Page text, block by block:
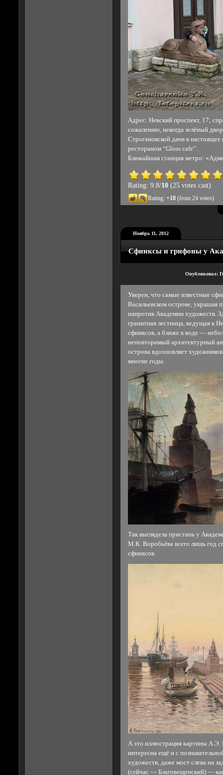
Адрес: Невский проспект, 17;
сожалению, некогда зелёный
Строгановской дачи в
рестораном “Gloss cafe”.
Ближайшая станция метро:
Rating: 9.8/10(25 votes cast)
Rating: +18(from 24 votes)
Ноябрь 11, 2012
Сфинксы и грифоны у
Опубликовал:
Уверен, что самые известные
Васильевском острове, украшая
напротив Академии художеств.
гранитная лестница, ведущая к
сфинксов, а ближе к воде —
неповторимый архитектурный
острова вдохновляет
многие годы.
Так выглядела пристань у
М.К. Воробьёва всего лишь год
сфинксов.
А это иллюстрация картины А.Э.
интересна ещё и с
художеств, даже мост слева на
(сейчас — Благовещенский) —